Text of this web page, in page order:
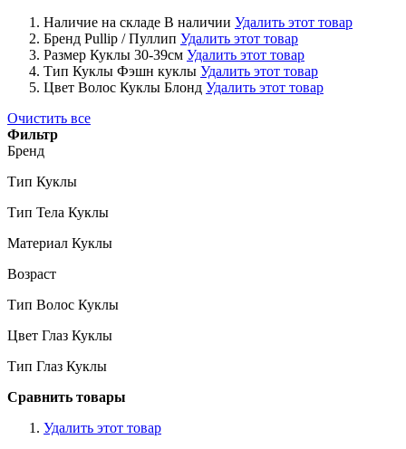
Наличие на складе В наличии Удалить этот товар
Бренд Pullip / Пуллип Удалить этот товар
Размер Куклы 30-39см Удалить этот товар
Тип Куклы Фэшн куклы Удалить этот товар
Цвет Волос Куклы Блонд Удалить этот товар
Очистить все
Фильтр
Бренд
Тип Куклы
Тип Тела Куклы
Материал Куклы
Возраст
Тип Волос Куклы
Цвет Глаз Куклы
Тип Глаз Куклы
Сравнить товары
Удалить этот товар